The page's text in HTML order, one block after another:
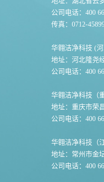
公司电话：400
传真：0712-
华翱洁净科技 (
地址：河北隆尧
公司电话：400
华翱洁净科技（
地址：重庆市荣
公司电话：400
华翱洁净科技（
地址：常州市金
公司电话：400